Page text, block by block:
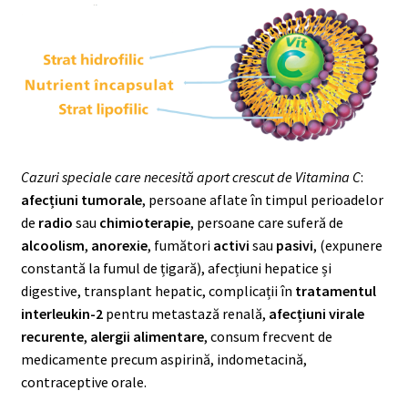
Cazuri speciale care necesită aport crescut de Vitamina C:
afecțiuni tumorale, persoane aflate în timpul perioadelor
de radio sau chimioterapie, persoane care suferă de
alcoolism, anorexie, fumători activi sau pasivi, (expunere
constantă la fumul de țigară), afecțiuni hepatice și
digestive, transplant hepatic, complicații în tratamentul
interleukin-2 pentru metastază renală, afecțiuni virale
recurente, alergii alimentare, consum frecvent de
medicamente precum aspirină, indometacină,
contraceptive orale.